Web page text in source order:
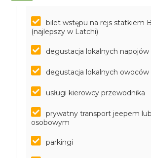
bilet wstępu na rejs statkiem
(najlepszy w Latchi)
degustacja lokalnych napojów
degustacja lokalnych owoców
usługi kierowcy przewodnika
prywatny transport jeepem
osobowym
parkingi